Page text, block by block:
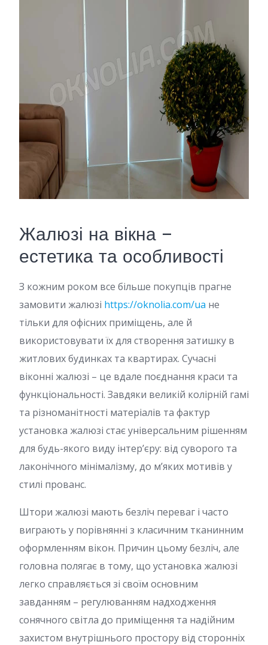
Жалюзі на вікна –
естетика та особливості
З кожним роком все більше покупців прагне
замовити жалюзі https://oknolia.com/ua не
тільки для офісних приміщень, але й
використовувати їх для створення затишку в
житлових будинках та квартирах. Сучасні
віконні жалюзі – це вдале поєднання краси та
функціональності. Завдяки великій колірній гамі
та різноманітності матеріалів та фактур
установка жалюзі стає універсальним рішенням
для будь-якого виду інтер’єру: від суворого та
лаконічного мінімалізму, до м’яких мотивів у
стилі прованс.
Штори жалюзі мають безліч переваг і часто
виграють у порівнянні з класичним тканинним
оформленням вікон. Причин цьому безліч, але
головна полягає в тому, що установка жалюзі
легко справляється зі своїм основним
завданням – регулюванням надходження
сонячного світла до приміщення та надійним
захистом внутрішнього простору від сторонніх